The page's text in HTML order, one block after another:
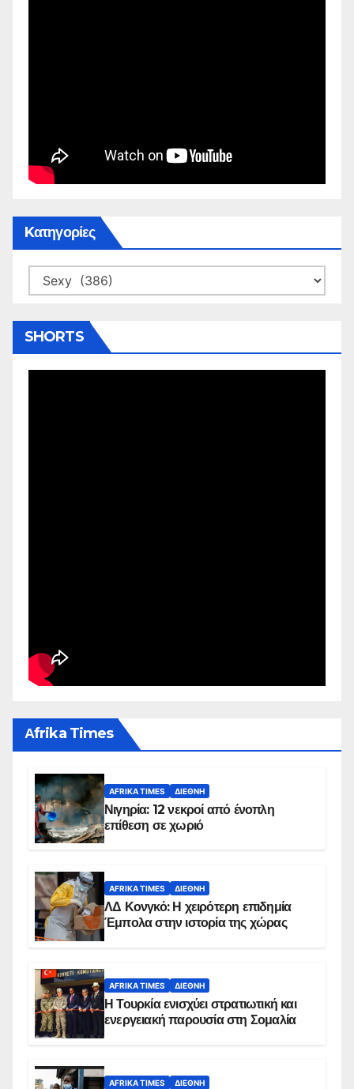
Kατηγορίες
Kατηγορίες
SHORTS
Αfrika Times
AFRIKA TIMES ΔΙΕΘΝΉ
Νιγηρία: 12 νεκροί από ένοπλη
επίθεση σε χωριό
AFRIKA TIMES ΔΙΕΘΝΉ
ΛΔ Κονγκό: Η χειρότερη επιδημία
Έμπολα στην ιστορία της χώρας
AFRIKA TIMES ΔΙΕΘΝΉ
Η Τουρκία ενισχύει στρατιωτική και
ενεργειακή παρουσία στη Σομαλία
AFRIKA TIMES ΔΙΕΘΝΉ